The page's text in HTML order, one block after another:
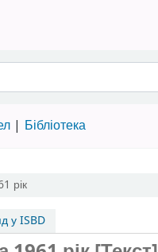
Бібліотека
рік
у ISBD